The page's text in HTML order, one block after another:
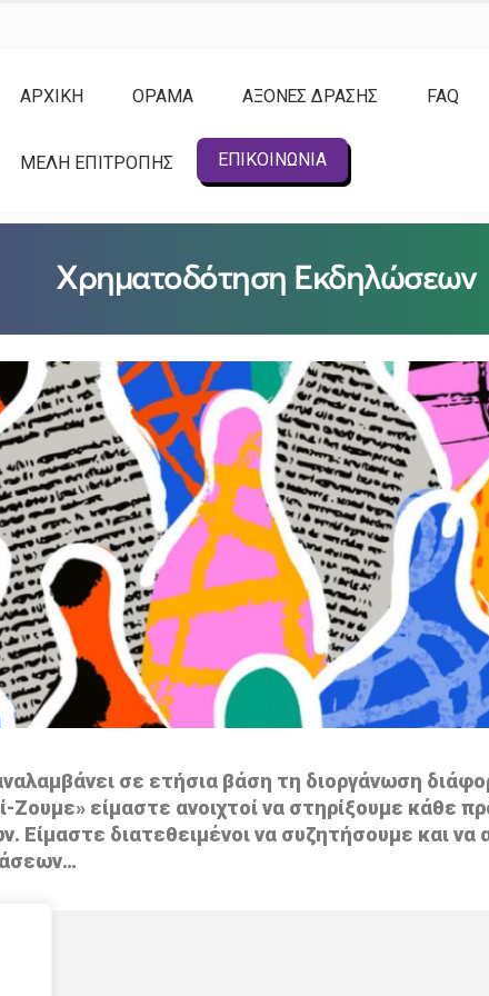
ΑΡΧΙΚΗ ΟΡΑΜΑ ΑΞΟΝΕΣ ΔΡΑΣΗΣ FAQ
ΜΕΛΗ ΕΠΙΤΡΟΠΗΣ ΕΠΙΚΟΙΝΩΝΙΑ
Χρηματοδότηση Εκδηλώσεων
σε ετήσια βάση τη διοργάνωση
Ζουμε» είμαστε ανοιχτοί να στηρίξουμε κάθε
διατεθειμένοι να συζητήσουμε και να